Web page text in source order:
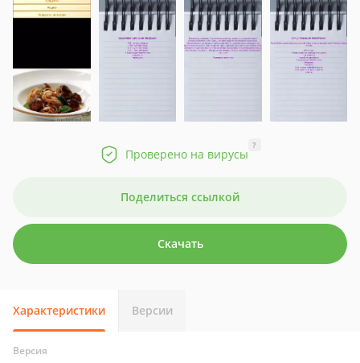
Проверено на вирусы
?
Поделиться ссылкой
Скачать
Характеристики Версии
Версия